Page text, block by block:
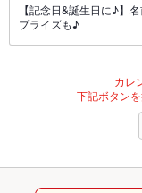
【記念日&誕生日に♪】
プライズも♪
カレ
下記ボタン